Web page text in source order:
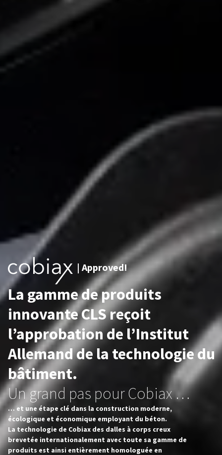
|Approved!
La gamme de produits
innovante CLS reçoit
l’approbation de l’Institut
Allemand de la technologie du
bâtiment.
Un grand pas pour Cobiax …
… et une étape clé dans la construction moderne,
écologique et économique employant du béton.
La technologie de Cobiax des dalles à corps creux
brevetée internationalement avec toute sa gamme de
produits est ainsi entièrement homologuée en